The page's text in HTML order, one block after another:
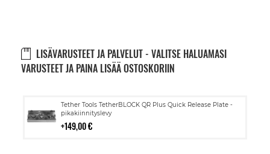
LISÄVARUSTEET JA PALVELUT - VALITSE HALUAMASI
VARUSTEET JA PAINA LISÄÄ OSTOSKORIIN
Tether Tools TetherBLOCK QR Plus Quick Release Plate -
pikakiinnityslevy
149,00 €
Lisää
ostoskoriin